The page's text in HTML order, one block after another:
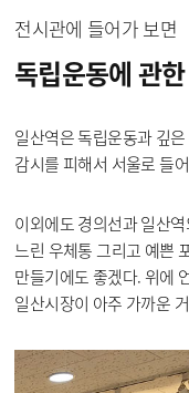
전시관에 들어가 보면
독립운동에 관
일산역은 독립운동과 깊
감시를 피해서 서울로 들
이외에도 경의선과 일산
느린 우체통 그리고 예쁜
만들기에도 좋겠다. 위에
일산시장이 아주 가까운